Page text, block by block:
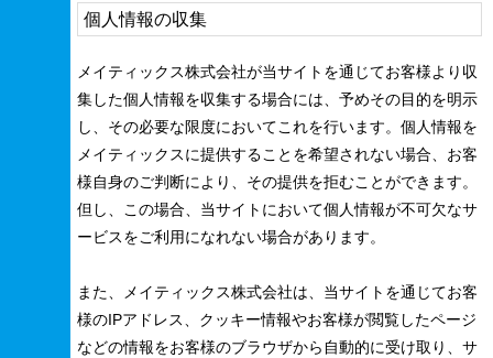
個人情報の収集
メイティックス株式会社が当サイトを通じてお客様より収
集した個人情報を収集する場合には、予めその目的を明示
し、その必要な限度においてこれを行います。個人情報を
メイティックスに提供することを希望されない場合、お客
様自身のご判断により、その提供を拒むことができます。
但し、この場合、当サイトにおいて個人情報が不可欠なサ
ービスをご利用になれない場合があります。
また、メイティックス株式会社は、当サイトを通じてお客
様のIPアドレス、クッキー情報やお客様が閲覧したページ
などの情報をお客様のブラウザから自動的に受け取り、サ